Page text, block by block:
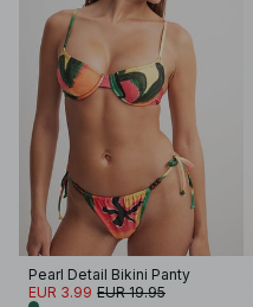
Pearl Detail Bikini Panty
EUR 3.99 EUR 19.95